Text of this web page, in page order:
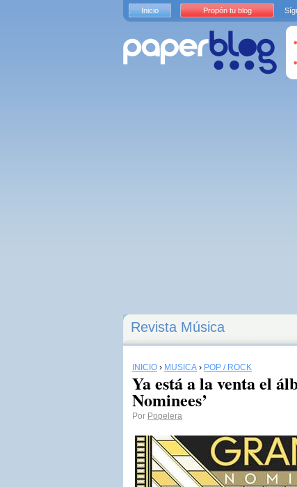
Revista Música
INICIO › MÚSICA › POP / ROCK
Ya está a la venta el
Nominees’
Por Popelera
Inicio Propón tu blog